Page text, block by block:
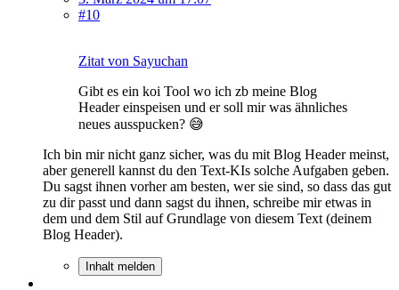
#10
Zitat von Sayuchan
Gibt es ein koi Tool wo ich zb meine Blog
Header einspeisen und er soll mir was ähnliches
neues ausspucken? 😅
Ich bin mir nicht ganz sicher, was du mit Blog Header meinst,
aber generell kannst du den Text-KIs solche Aufgaben geben.
Du sagst ihnen vorher am besten, wer sie sind, so dass das gut
zu dir passt und dann sagst du ihnen, schreibe mir etwas in
dem und dem Stil auf Grundlage von diesem Text (deinem
Blog Header).
Inhalt melden